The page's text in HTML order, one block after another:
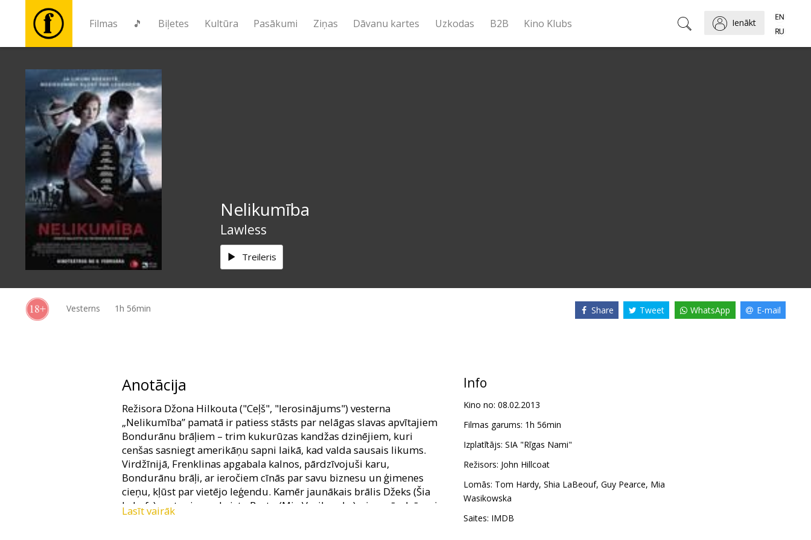
Filmas 🎵 Biļetes Kultūra Pasākumi Ziņas Dāvanu kartes Uzkodas B2B Kino Klubs Ienākt
Biļetes
Kultūra
Pasākumi
Ziņas
kartes
Nelikumība
Lawless
Treileris
Vesterns 1h 56min Share Tweet WhatsApp E-mail
Anotācija
Režisora Džona Hilkouta ("Ceļš", "Ierosinājums") vesterna
„Nelikumība” pamatā ir patiess stāsts par nelāgas slavas apvītajiem
Bondurānu brāļiem – trim kukurūzas kandžas dzinējiem, kuri
cenšas sasniegt amerikāņu sapni laikā, kad valda sausais likums.
Virdžīnijā, Frenklinas apgabala kalnos, pārdzīvojuši karu,
Bondurānu brāļi, ar ieročiem cīnās par savu biznesu un ģimenes
cieņu, kļūst par vietējo leģendu. Kamēr jaunākais brālis Džeks (Šia
Labofs) met acis uz skaisto Bertu (Mia Vasikovska), vienmēr drūmais
vidējais brālis Forests(Toms Hārdijs)visus tur aizdomās par
Lasīt vairāk
Info
Kino no: 08.02.2013
Filmas garums: 1h 56min
Izplatītājs: SIA "Rīgas Nami"
Režisors: John Hillcoat
Lomās: Tom Hardy, Shia LaBeouf, Guy Pearce, Mia
Wasikowska
Saites: IMDB